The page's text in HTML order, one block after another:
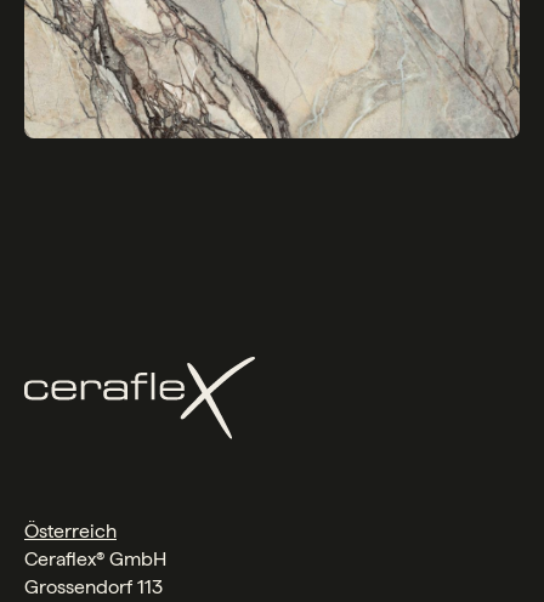
Österreich
Ceraflex® GmbH
Grossendorf 113